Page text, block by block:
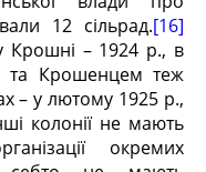
12 сільрад.[16]
– 1924 р., в
та Крошенцем теж
– у лютому 1925 р.,
колонії не мають
окремих